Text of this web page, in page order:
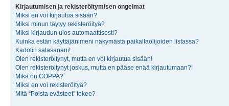
Kirjautumisen ja rekisteröitymisen ongelmat
Miksi en voi kirjautua sisään?
Miksi minun täytyy rekisteröityä?
Miksi kirjaudun ulos automaattisesti?
Kuinka estän käyttäjänimeni näkymästä paikallaolijoiden listassa?
Kadotin salasanani!
Olen rekisteröitynyt, mutta en voi kirjautua sisään!
Olen rekisteröitynyt joskus, mutta en pääse enää kirjautumaan?!
Mikä on COPPA?
Miksi en voi rekisteröityä?
Mitä “Poista evästeet” tekee?